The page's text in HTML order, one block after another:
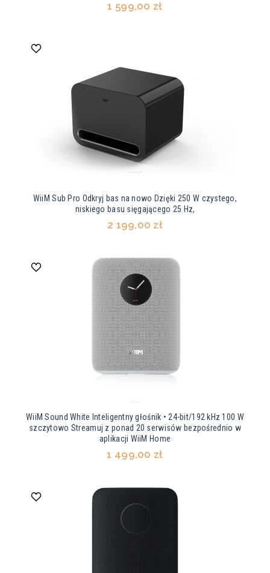
1 599,00 zł
WiiM Sub Pro Odkryj bas na nowo Dzięki 250 W czystego,
niskiego basu sięgającego 25 Hz,
2 199,00 zł
WiiM Sound White Inteligentny głośnik • 24-bit/192 kHz 100 W
szczytowo Streamuj z ponad 20 serwisów bezpośrednio w
aplikacji WiiM Home
1 499,00 zł